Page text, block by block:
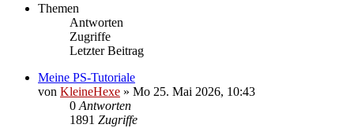
Themen
Antworten
Zugriffe
Letzter Beitrag
Meine PS-Tutoriale
von KleineHexe » Mo 25. Mai 2026, 10:43
0 Antworten
1891 Zugriffe